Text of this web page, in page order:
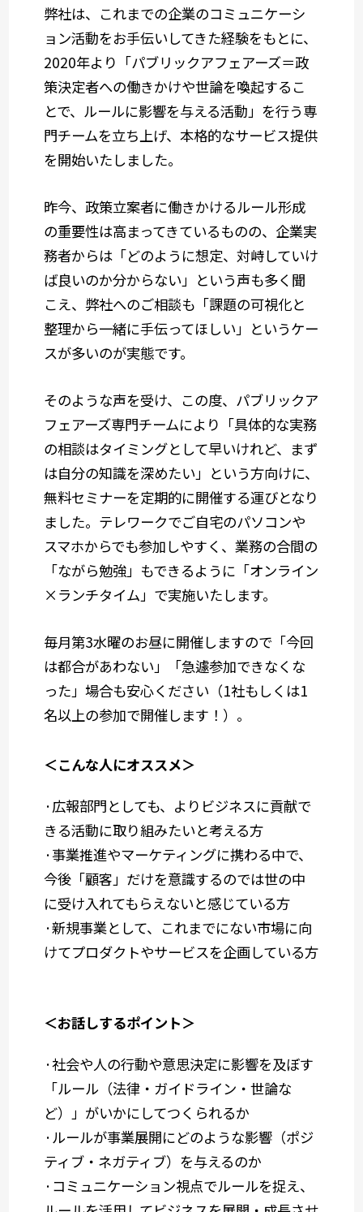
弊社は、これまでの企業のコミュニケーシ
ョン活動をお手伝いしてきた経験をもとに、
2020年より「パブリックアフェアーズ＝政
策決定者への働きかけや世論を喚起するこ
とで、ルールに影響を与える活動」を行う専
門チームを立ち上げ、本格的なサービス提供
を開始いたしました。
昨今、政策立案者に働きかけるルール形成
の重要性は高まってきているものの、企業実
務者からは「どのように想定、対峙していけ
ば良いのか分からない」という声も多く聞
こえ、弊社へのご相談も「課題の可視化と
整理から一緒に手伝ってほしい」というケー
スが多いのが実態です。
そのような声を受け、この度、パブリックア
フェアーズ専門チームにより「具体的な実務
の相談はタイミングとして早いけれど、まず
は自分の知識を深めたい」という方向けに、
無料セミナーを定期的に開催する運びとなり
ました。テレワークでご自宅のパソコンや
スマホからでも参加しやすく、業務の合間の
「ながら勉強」もできるように「オンライン
×ランチタイム」で実施いたします。
毎月第3水曜のお昼に開催しますので「今回
は都合があわない」「急遽参加できなくな
った」場合も安心ください（1社もしくは1
名以上の参加で開催します！）。
＜こんな人にオススメ＞
·広報部門としても、よりビジネスに貢献で
きる活動に取り組みたいと考える方
·事業推進やマーケティングに携わる中で、
今後「顧客」だけを意識するのでは世の中
に受け入れてもらえないと感じている方
·新規事業として、これまでにない市場に向
けてプロダクトやサービスを企画している方
＜お話しするポイント＞
·社会や人の行動や意思決定に影響を及ぼす
「ルール（法律・ガイドライン・世論な
ど）」がいかにしてつくられるか
·ルールが事業展開にどのような影響（ポジ
ティブ・ネガティブ）を与えるのか
·コミュニケーション視点でルールを捉え、